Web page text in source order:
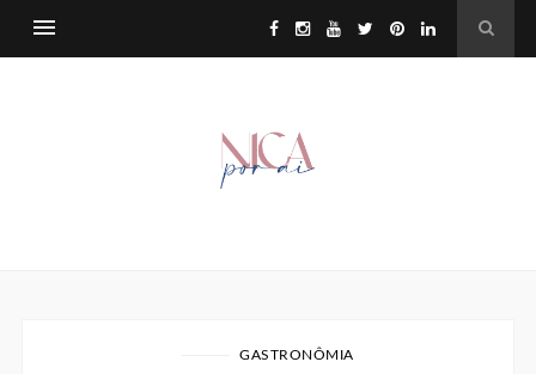
GASTRONÔMIA